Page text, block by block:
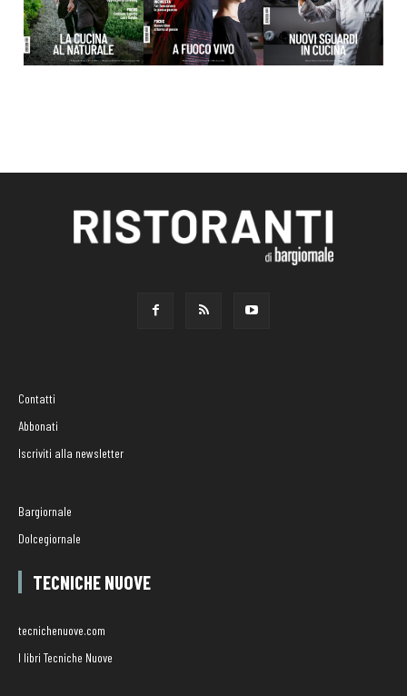
Contatti
Abbonati
Iscriviti alla newsletter
Bargiornale
Dolcegiornale
TECNICHE NUOVE
tecnichenuove.com
I libri Tecniche Nuove